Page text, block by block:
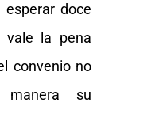
doce
vale la pena
convenio no
su